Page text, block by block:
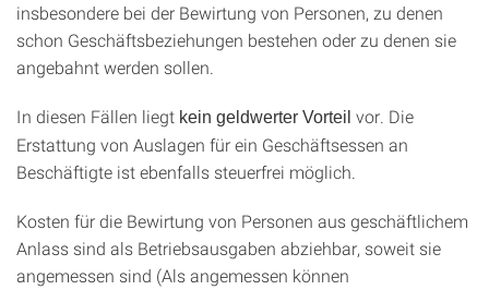
insbesondere bei der Bewirtung von Personen, zu denen
schon Geschäftsbeziehungen bestehen oder zu denen sie
angebahnt werden sollen.
In diesen Fällen liegt kein geldwerter Vorteil vor. Die
Erstattung von Auslagen für ein Geschäftsessen an
Beschäftigte ist ebenfalls steuerfrei möglich.
Kosten für die Bewirtung von Personen aus geschäftlichem
Anlass sind als Betriebsausgaben abziehbar, soweit sie
angemessen sind (Als angemessen können